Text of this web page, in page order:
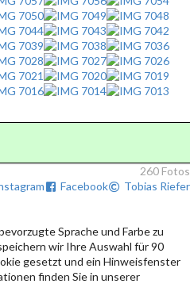
260 Fotos
Facebook Tobias Riefer
Sprache und Farbe zu
wir Ihre Auswahl für 90
gesetzt und ein Hinweisfenster
finden Sie in unserer